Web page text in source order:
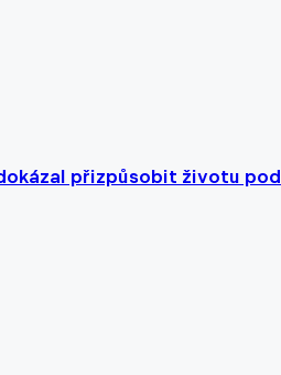
přizpůsobit životu pod